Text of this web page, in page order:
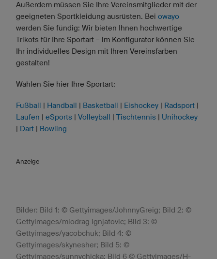
Außerdem müssen Sie Ihre Vereinsmitglieder mit der
geeigneten Sportkleidung ausrüsten. Bei owayo
werden Sie fündig: Wir bieten Ihnen hochwertige
Trikots für Ihre Sportart – im Konfigurator können Sie
Ihr individuelles Design mit Ihren Vereinsfarben
gestalten!
Wählen Sie hier Ihre Sportart:
Fußball | Handball | Basketball | Eishockey | Radsport |
Laufen | eSports | Volleyball | Tischtennis | Unihockey
| Dart | Bowling
Anzeige
Bilder: Bild 1: © Gettyimages/JohnnyGreig; Bild 2: ©
Gettyimages/miodrag ignjatovic; Bild 3: ©
Gettyimages/yacobchuk; Bild 4: ©
Gettyimages/skynesher; Bild 5: ©
Gettyimages/sunnychicka; Bild 6 © Gettyimages/H-